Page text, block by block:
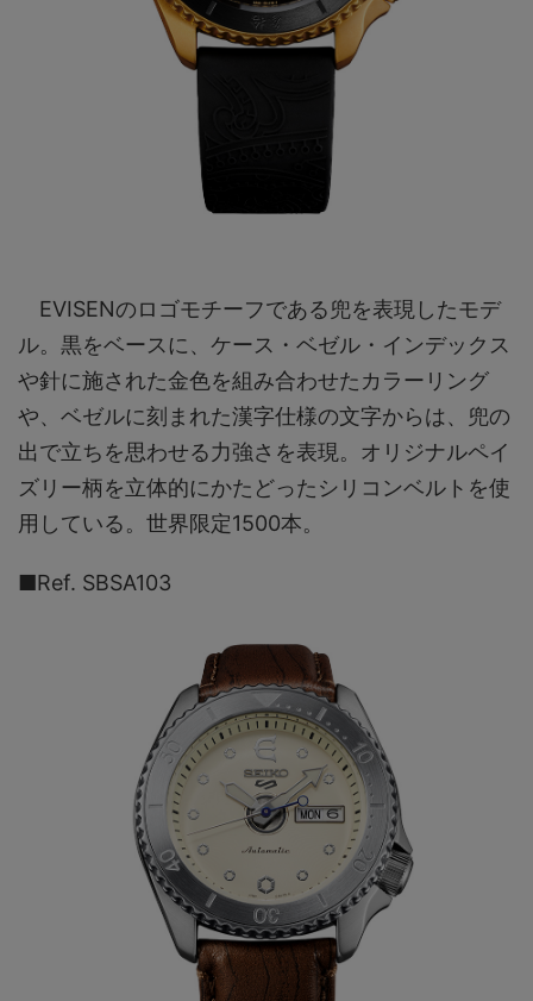
EVISENのロゴモチーフである兜を表現したモデ
ル。黒をベースに、ケース・ベゼル・インデックス
や針に施された金色を組み合わせたカラーリング
や、ベゼルに刻まれた漢字仕様の文字からは、兜の
出で立ちを思わせる力強さを表現。オリジナルペイ
ズリー柄を立体的にかたどったシリコンベルトを使
用している。世界限定1500本。
■Ref. SBSA103